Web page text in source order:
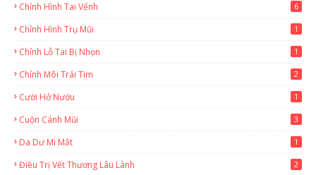
Chỉnh Hình Tai Vểnh 6
Chỉnh Hình Trụ Mũi 1
Chỉnh Lỗ Tai Bị Nhọn 1
Chỉnh Môi Trái Tim 2
Cười Hở Nướu 1
Cuộn Cánh Mũi 3
Da Dư Mi Mắt 1
Điều Trị Vết Thương Lâu Lành 2